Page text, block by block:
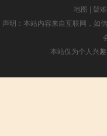
地图 | 疑
声明：本站内容来自互联网，如
本站仅为个人兴